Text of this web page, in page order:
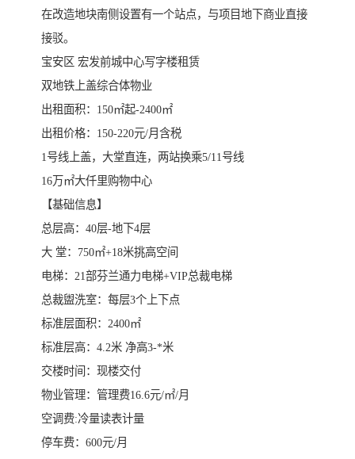
在改造地块南侧设置有一个站点，与项目地下商业直接
接驳。
宝安区 宏发前城中心写字楼租赁
双地铁上盖综合体物业
出租面积：150㎡起-2400㎡
出租价格：150-220元/月含税
1号线上盖，大堂直连，两站换乘5/11号线
16万㎡大仟里购物中心
【基础信息】
总层高：40层-地下4层
大 堂：750㎡+18米挑高空间
电梯：21部芬兰通力电梯+VIP总裁电梯
总裁盥洗室：每层3个上下点
标准层面积：2400㎡
标准层高：4.2米 净高3-*米
交楼时间：现楼交付
物业管理：管理费16.6元/㎡/月
空调费:冷量读表计量
停车费：600元/月